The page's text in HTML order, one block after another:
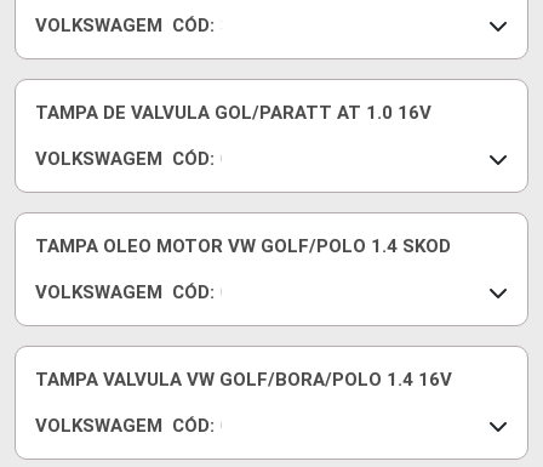
9
8
1
VOLKSWAGEM CÓD: 3
1
1
5
4
1
TAMPA DE VALVULA GOL/PARATT AT 1.0 16V
VOLKSWAGEM CÓD: 0
6
1
3
7
5
TAMPA OLEO MOTOR VW GOLF/POLO 1.4 SKOD
VOLKSWAGEM CÓD: 0
6
1
3
TAMPA VALVULA VW GOLF/BORA/POLO 1.4 16V
VOLKSWAGEM CÓD: 0